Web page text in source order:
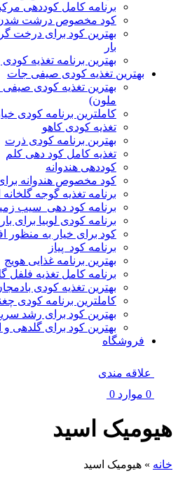
برنامه کامل کوددهی
کود مخصوص درشت شدن
بهترین کود برای درخت
بار
بهترین برنامه تغذیه کودی
بهترین تغذیه کودی صیفی جات
بهترین تغذیه کودی
ملون)
کاملترین برنامه کودی
تغذیه کودی کاهو
بهتربن برنامه کودی ذرت
تغذیه کامل کود دهی کلم
کوددهی هندوانه
کود مخصوص هندوانه
برنامه تغذیه گوجه گلخانه
برنامه کود دهی سیب
برنامه کودی لوبیا برای
کود برای خیار به منظور
برنامه کود پیاز
بهترین برنامه غذایی هویج
برنامه کامل تغذیه فلفل
بهترین تغذیه کودی
کاملترین برنامه کودی
بهترین کود برای رشد
بهترین کود برای گلدهی و
فروشگاه
علاقه مندی
0 موارد 0
هیومیک اسید
خانه » هیومیک اسید